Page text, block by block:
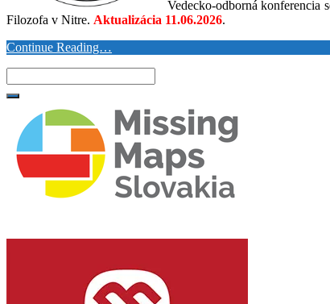
Vedecko-odborná konferencia
Filozofa v Nitre. Aktualizácia 11.06.2026.
Continue Reading…
for: